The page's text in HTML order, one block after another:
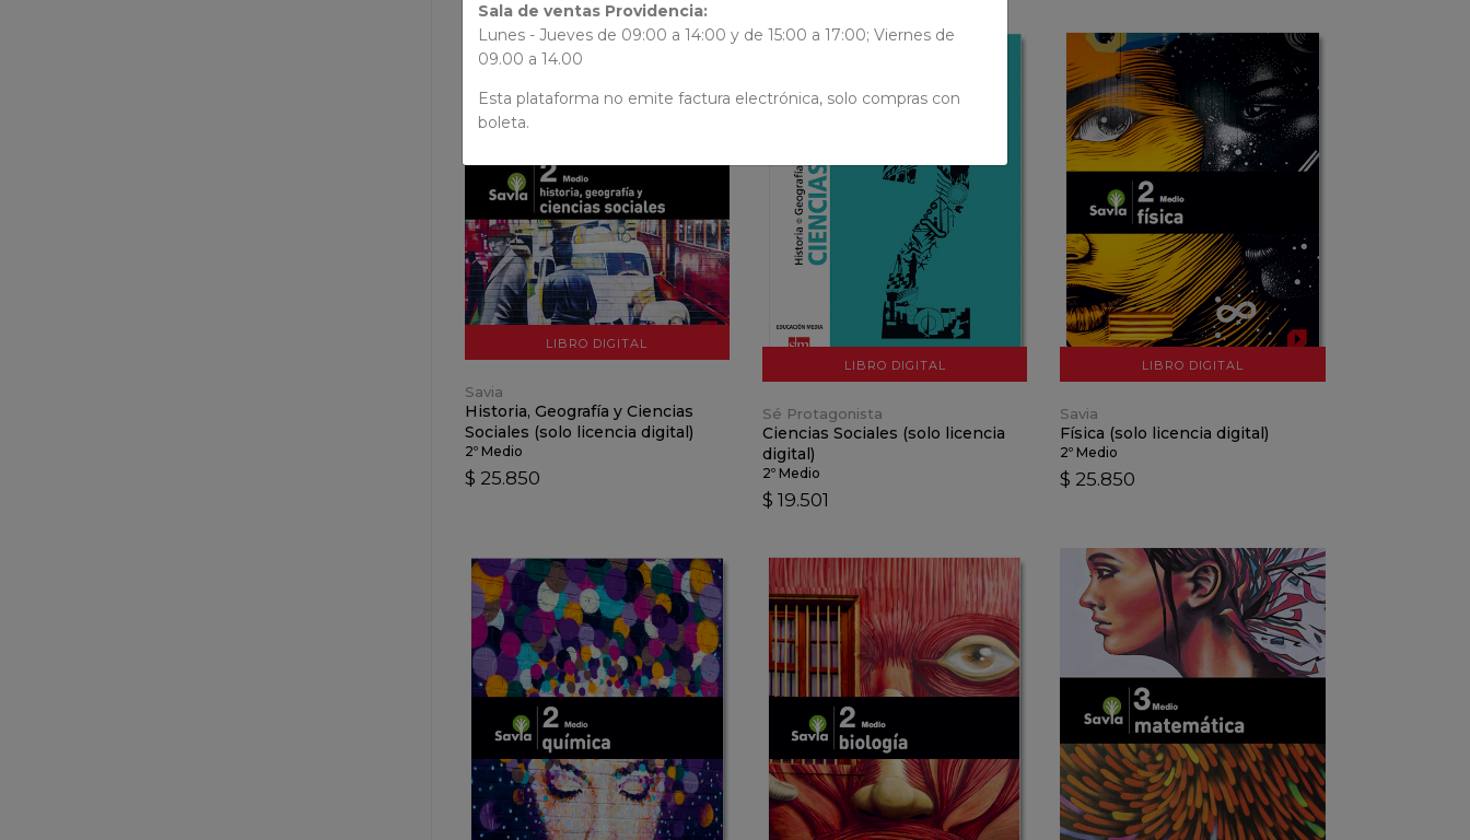
LIBRO DIGITAL
AÑADIR AL CARRO
Savia
Historia, Geografía y Ciencias
Sociales (solo licencia digital)
2º Medio
$ 25.850
LIBRO DIGITAL
AÑADIR AL CARRO
Sé Protagonista
Ciencias Sociales (solo licencia
digital)
2º Medio
$ 19.501
LIBRO DIGITAL
VER DETALLES
AÑADIR AL CARRO
Savia
Física (solo licencia digital)
2º Medio
$ 25.850
VER DETALLES
AÑADIR AL CARRO
VER DETALLES
AÑADIR AL CARRO
VER DETALLES
AÑADIR AL CARRO
Sala de ventas Providencia:
Lunes - Jueves de 09:00 a 14:00 y de 15:00 a 17:00; Viernes de
09.00 a 14.00
Esta plataforma no emite factura electrónica, solo compras con
boleta.